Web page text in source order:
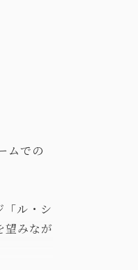
ムでの
「ル・シ
望みなが